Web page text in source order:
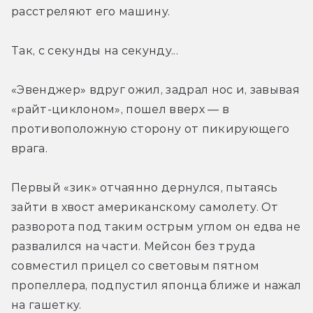
расстреляют его машину.
Так, с секунды на секунду...
«Эвенджер» вдруг ожил, задрал нос и, завывая
«райт-циклоном», пошел вверх — в
противоположную сторону от пикирующего
врага.
Первый «зик» отчаянно дернулся, пытаясь
зайти в хвост американскому самолету. От
разворота под таким острым углом он едва не
развалился на части. Мейсон без труда
совместил прицел со световым пятном
пропеллера, подпустил японца ближе и нажал
на гашетку.